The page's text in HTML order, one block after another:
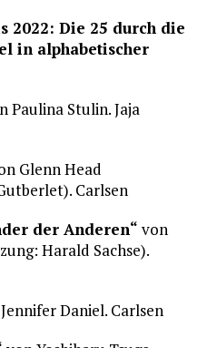
2022: Die 25 durch die
in alphabetischer
Paulina Stulin. Jaja
Glenn Head
Carlsen
der Anderen“ von
Harald Sachse).
Daniel. Carlsen